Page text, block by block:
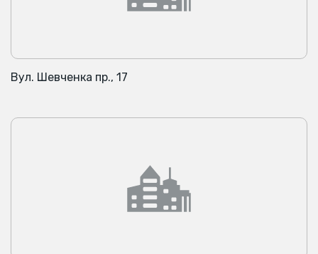
Вул. Шевченка пр., 17